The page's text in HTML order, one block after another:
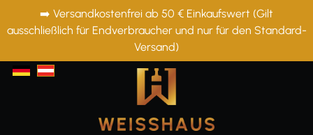
springen
➡️ Versandkostenfrei ab 50 € Einkaufswert (Gilt
ausschließlich für Endverbraucher und nur für den Standard-
Versand)